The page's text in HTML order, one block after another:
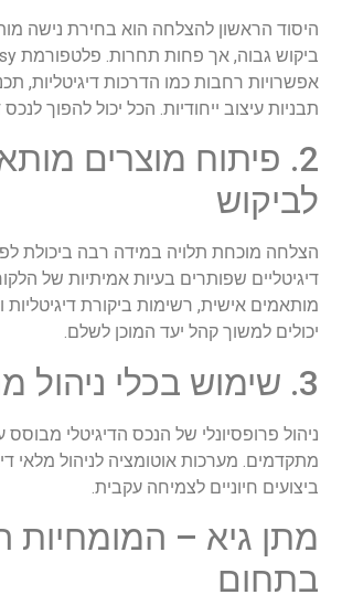
היסוד הראשון להצלחה הוא בחירת נישה
אפשרויות רחבות כמו הדרכות דיגיטליות,
תבניות עיצוב ייחודיות. הכל יכול להפוך לנכס
2. פיתוח מוצרים
לביקוש
הצלחה מוכחת תלויה במידה רבה ביכולת
דיגיטליים שפותרים בעיות אמיתיות של
מותאמים אישית, רשימות ביקורת דיגיטליות
יכולים למשוך קהל יעד המוכן לשלם.
3. שימוש בכלי ניהול מתקדמים
ניהול פרופסיונלי של הנכס הדיגיטלי
מתקדמים. מערכות אוטומציה לניהול מלאי
ביצועים חיוניים לצמיחה עקבית.
מתן גיא – המומחיות
בתחום